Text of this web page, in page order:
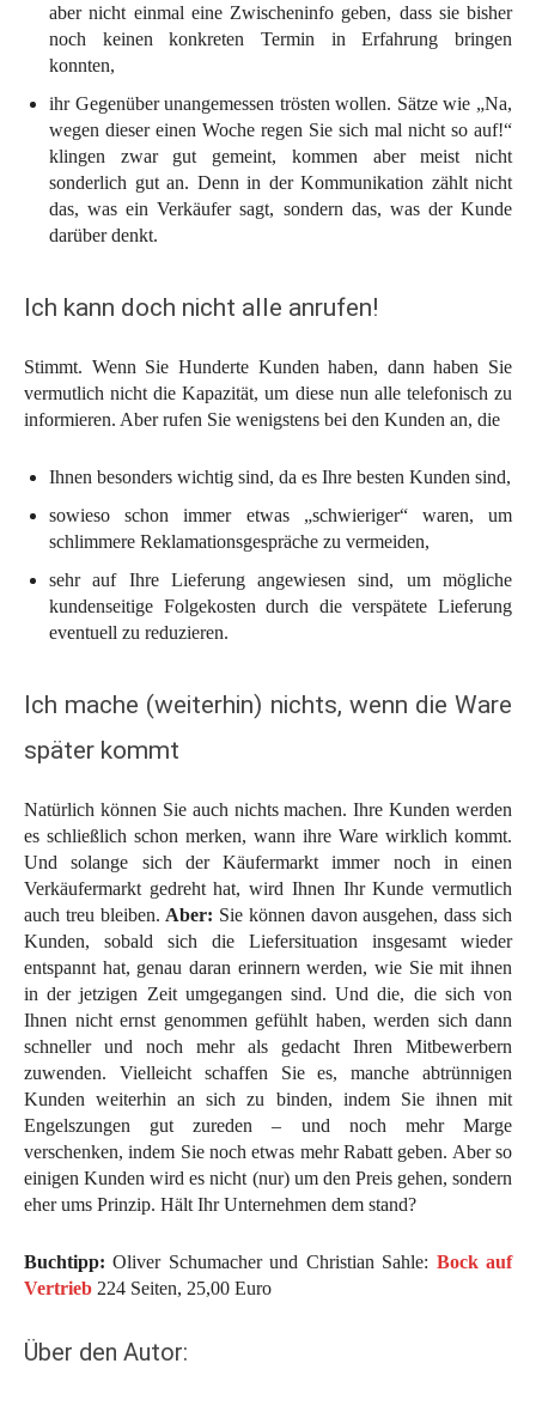
aber nicht einmal eine Zwischeninfo geben, dass sie bisher
noch keinen konkreten Termin in Erfahrung bringen
konnten,
ihr Gegenüber unangemessen trösten wollen. Sätze wie „Na,
wegen dieser einen Woche regen Sie sich mal nicht so auf!“
klingen zwar gut gemeint, kommen aber meist nicht
sonderlich gut an. Denn in der Kommunikation zählt nicht
das, was ein Verkäufer sagt, sondern das, was der Kunde
darüber denkt.
Ich kann doch nicht alle anrufen!
Stimmt. Wenn Sie Hunderte Kunden haben, dann haben Sie
vermutlich nicht die Kapazität, um diese nun alle telefonisch zu
informieren. Aber rufen Sie wenigstens bei den Kunden an, die
Ihnen besonders wichtig sind, da es Ihre besten Kunden sind,
sowieso schon immer etwas „schwieriger“ waren, um
schlimmere Reklamationsgespräche zu vermeiden,
sehr auf Ihre Lieferung angewiesen sind, um mögliche
kundenseitige Folgekosten durch die verspätete Lieferung
eventuell zu reduzieren.
Ich mache (weiterhin) nichts, wenn die Ware
später kommt
Natürlich können Sie auch nichts machen. Ihre Kunden werden
es schließlich schon merken, wann ihre Ware wirklich kommt.
Und solange sich der Käufermarkt immer noch in einen
Verkäufermarkt gedreht hat, wird Ihnen Ihr Kunde vermutlich
auch treu bleiben. Aber: Sie können davon ausgehen, dass sich
Kunden, sobald sich die Liefersituation insgesamt wieder
entspannt hat, genau daran erinnern werden, wie Sie mit ihnen
in der jetzigen Zeit umgegangen sind. Und die, die sich von
Ihnen nicht ernst genommen gefühlt haben, werden sich dann
schneller und noch mehr als gedacht Ihren Mitbewerbern
zuwenden. Vielleicht schaffen Sie es, manche abtrünnigen
Kunden weiterhin an sich zu binden, indem Sie ihnen mit
Engelszungen gut zureden – und noch mehr Marge
verschenken, indem Sie noch etwas mehr Rabatt geben. Aber so
einigen Kunden wird es nicht (nur) um den Preis gehen, sondern
eher ums Prinzip. Hält Ihr Unternehmen dem stand?
Buchtipp: Oliver Schumacher und Christian Sahle: Bock auf
Vertrieb 224 Seiten, 25,00 Euro
Über den Autor: